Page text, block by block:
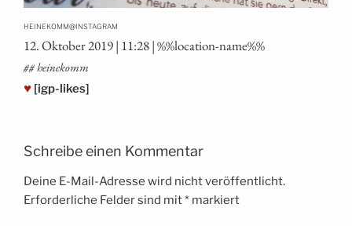
HEINEKOMM@INSTAGRAM
12. Okto­ber 2019 | 11:28 | %%loca­ti­on-name%%
## hei­ne­komm
♥ [igp-likes]
Schreibe einen Kommentar
Deine E-Mail-Adresse wird nicht veröffentlicht.
Erforderliche Felder sind mit* markiert